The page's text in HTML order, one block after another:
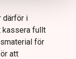
därför i
kassera fullt
för
att